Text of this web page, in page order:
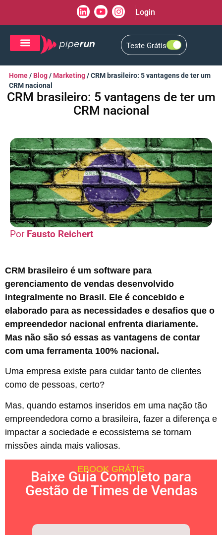
Login
Teste Grátis
Home/ Blog/ Marketing/CRM brasileiro: 5 vantagens de ter um
CRM nacional
CRM brasileiro: 5 vantagens de ter um
CRM nacional
Fausto Reichert
CRM brasileiro é um software para
gerenciamento de vendas desenvolvido
integralmente no Brasil. Ele é concebido e
elaborado para as necessidades e desafios que o
empreendedor nacional enfrenta diariamente.
Mas não são só essas as vantagens de contar
com uma ferramenta 100% nacional.
Uma empresa existe para cuidar tanto de clientes
como de pessoas, certo?
Mas, quando estamos inseridos em uma nação tão
empreendedora como a brasileira, fazer a diferença e
impactar a sociedade e ecossistema se tornam
missões ainda mais valiosas.
EBOOK GRÁTIS
Baixe Guia Completo para
Gestão de Times de Vendas